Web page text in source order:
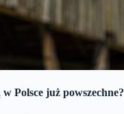
Polsce już powszechne?